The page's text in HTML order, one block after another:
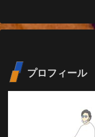
プロフィール